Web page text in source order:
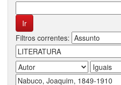
Filtros correntes: